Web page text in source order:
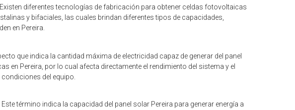
Existen diferentes tecnologías de fabricación para obtener celdas fotovoltaicas
y bifaciales, las cuales brindan diferentes tipos de capacidades,
en Pereira.
que indica la cantidad máxima de electricidad capaz de generar del panel
en Pereira, por lo cual afecta directamente el rendimiento del sistema y el
del equipo.
Este término indica la capacidad del panel solar Pereira para generar energía a